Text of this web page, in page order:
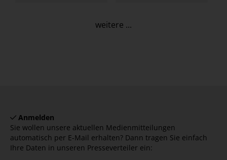
weitere ...
Anmelden
Sie wollen unsere aktuellen Medienmitteilungen
automatisch per E-Mail erhalten? Dann tragen Sie einfach
Ihre Daten in unseren Presseverteiler ein: